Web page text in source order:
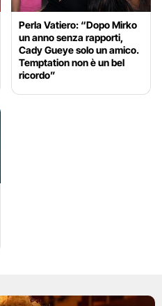
Perla Vatiero: “Dopo Mirko
un anno senza rapporti,
Cady Gueye solo un amico.
Temptation non è un bel
ricordo”